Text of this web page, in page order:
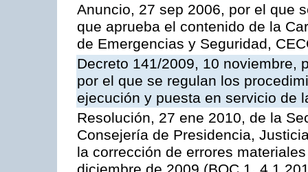
Anuncio, 27 sep 2006, por el que
que aprueba el contenido de la
de Emergencias y Seguridad,
Decreto 141/2009, 10 noviembre,
por el que se regulan los
ejecución y puesta en servicio de
Resolución, 27 ene 2010, de la
Consejería de Presidencia,
la corrección de errores